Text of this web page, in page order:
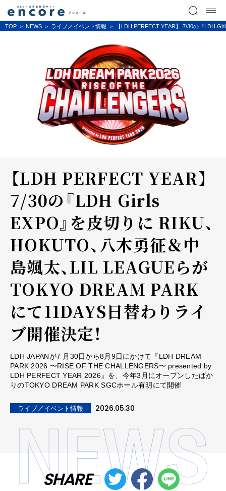
TOP NEWS ライブ／イベント情報 【LDH PERFECT YEAR】 7/30の『LDH
【LDH PERFECT YEAR】
7/30の『LDH Girls
EXPO』を皮切りに RIKU、
HOKUTO、八木勇征＆中
島颯太、LIL LEAGUEらが
TOKYO DREAM PARK
にて11DAYS日替わりライ
ブ開催決定！
LDH JAPANが7 月30日から8月9日にかけて『LDH DREAM
PARK 2026 〜RISE OF THE CHALLENGERS〜 presented by
LDH PERFECT YEAR 2026』を、今年3月にオープンしたばか
りのTOKYO DREAM PARK SGCホール有明にて開催
ライブ／イベント情報 2026.05.30
SHARE